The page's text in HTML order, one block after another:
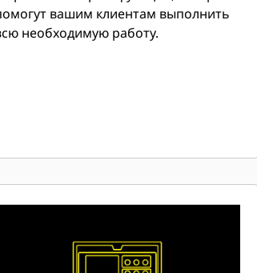
вашим клиентам выполнить
необходимую работу.